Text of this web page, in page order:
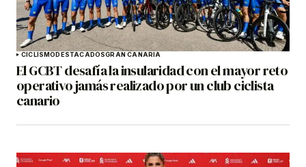
CICLISMODESTACADOSGRAN CANARIA
El GCBT desafía la insularidad con el mayor reto
operativo jamás realizado por un club ciclista
canario